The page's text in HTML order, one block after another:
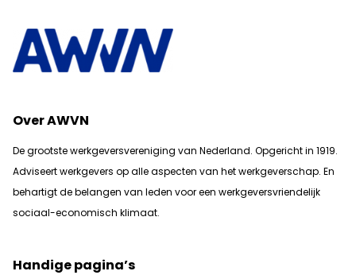
Over AWVN
De grootste werkgeversvereniging van Nederland. Opgericht in 1919.
Adviseert werkgevers op alle aspecten van het werkgeverschap. En
behartigt de belangen van leden voor een werkgeversvriendelijk
sociaal-economisch klimaat.
Handige pagina’s